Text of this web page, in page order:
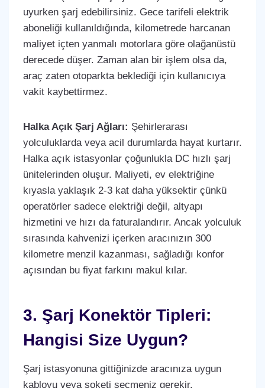
uyurken şarj edebilirsiniz. Gece tarifeli elektrik
aboneliği kullanıldığında, kilometrede harcanan
maliyet içten yanmalı motorlara göre olağanüstü
derecede düşer. Zaman alan bir işlem olsa da,
araç zaten otoparkta beklediği için kullanıcıya
vakit kaybettirmez.
Halka Açık Şarj Ağları: Şehirlerarası
yolculuklarda veya acil durumlarda hayat kurtarır.
Halka açık istasyonlar çoğunlukla DC hızlı şarj
ünitelerinden oluşur. Maliyeti, ev elektriğine
kıyasla yaklaşık 2-3 kat daha yüksektir çünkü
operatörler sadece elektriği değil, altyapı
hizmetini ve hızı da faturalandırır. Ancak yolculuk
sırasında kahvenizi içerken aracınızın 300
kilometre menzil kazanması, sağladığı konfor
açısından bu fiyat farkını makul kılar.
3. Şarj Konektör Tipleri:
Hangisi Size Uygun?
Şarj istasyonuna gittiğinizde aracınıza uygun
kabloyu veya soketi seçmeniz gerekir.